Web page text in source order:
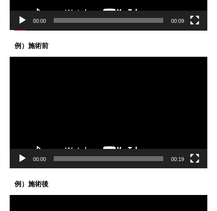
00:00 00:09
例）施術前
00:00 00:19
例）施術後